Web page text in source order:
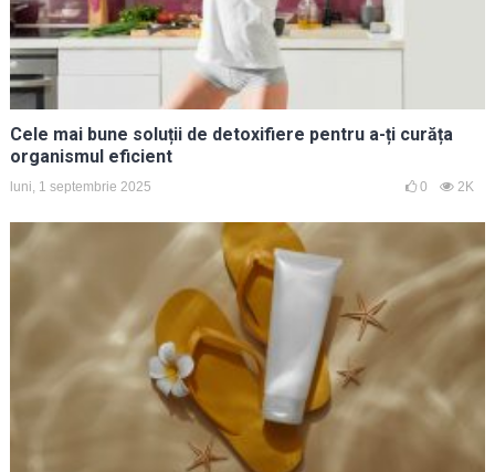
Cele mai bune soluții de detoxifiere pentru a-ți curăța
organismul eficient
luni, 1 septembrie 2025 0 2K